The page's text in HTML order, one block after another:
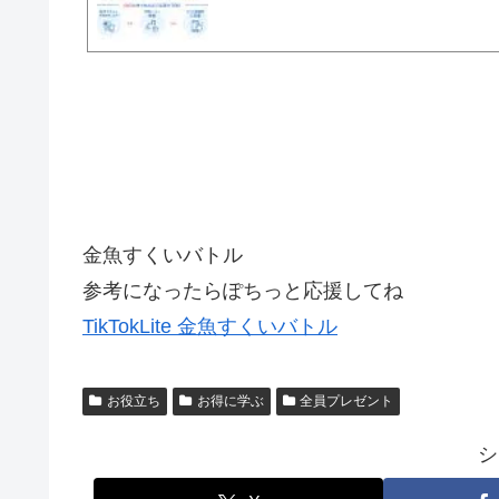
金魚すくいバトル
参考になったらぽちっと応援してね
TikTokLite 金魚すくいバトル
お役立ち お得に学ぶ 全員プレゼント